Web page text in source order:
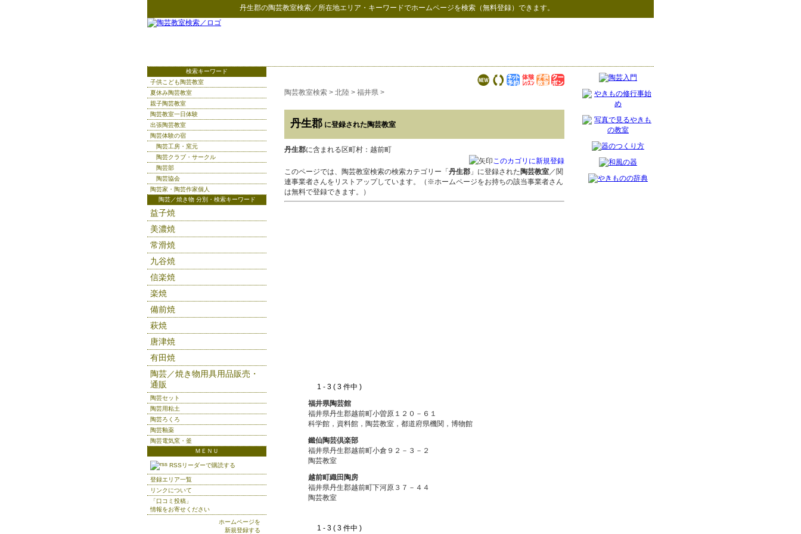
丹生郡の陶芸教室検索／所在地エリア・キーワードでホームページを検索（無料登録）できます。
陶芸教室検索 > 北陸 > 福井県 >
丹生郡 に登録された陶芸教室
丹生郡に含まれる区町村：越前町
このカゴリに新規登録
このページでは、陶芸教室検索の検索カテゴリー「 丹生郡 」に登録された 陶芸教室／関
連事業者さんをリストアップしています。（※ホームページをお持ちの該当事業者さん
は無料で登録できます。）
1 - 3 ( 3 件中 )
福井県陶芸館
福井県丹生郡越前町小曽原１２０－６１
科学館，資料館，陶芸教室，都道府県機関，博物館
鐵仙陶芸倶楽部
福井県丹生郡越前町小倉９２－３－２
陶芸教室
越前町織田陶房
福井県丹生郡越前町下河原３７－４４
陶芸教室
1 - 3 ( 3 件中 )
検索キーワード
子供こども陶芸教室
夏休み陶芸教室
親子陶芸教室
陶芸教室一日体験
出張陶芸教室
陶芸体験の宿
陶芸工房・窯元
陶芸クラブ・サークル
陶芸部
陶芸協会
陶芸家・陶芸作家個人
陶芸／焼き物 分別・検索キーワード
益子焼
美濃焼
常滑焼
九谷焼
信楽焼
楽焼
備前焼
萩焼
唐津焼
有田焼
陶芸／焼き物用具用品販売・
通販
陶芸セット
陶芸用粘土
陶芸ろくろ
陶芸釉薬
陶芸電気窯・釜
ＭＥＮＵ
RSSリーダーで購読する
登録エリア一覧
リンクについて
「口コミ投稿」
情報をお寄せください
ホームページを
新規登録する